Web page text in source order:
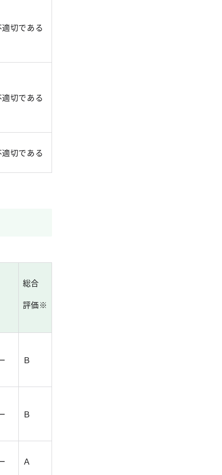
適切である
適切である
適切である
総合
評価※
Ｂ
Ｂ
Ａ